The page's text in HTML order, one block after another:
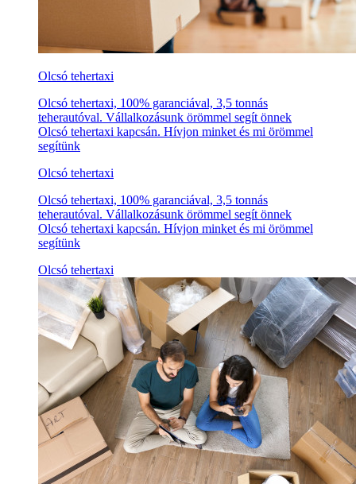
Olcsó tehertaxi
Olcsó tehertaxi, 100% garanciával, 3,5 tonnás
teherautóval. Vállalkozásunk örömmel segít önnek
Olcsó tehertaxi kapcsán. Hívjon minket és mi örömmel
segítünk
Olcsó tehertaxi
Olcsó tehertaxi, 100% garanciával, 3,5 tonnás
teherautóval. Vállalkozásunk örömmel segít önnek
Olcsó tehertaxi kapcsán. Hívjon minket és mi örömmel
segítünk
Olcsó tehertaxi